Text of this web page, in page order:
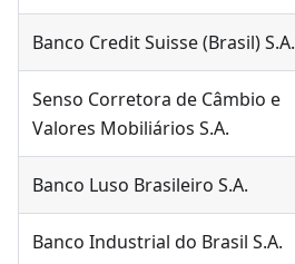
Banco Credit Suisse (Brasil) S.A.
Senso Corretora de Câmbio e
Valores Mobiliários S.A.
Banco Luso Brasileiro S.A.
Banco Industrial do Brasil S.A.